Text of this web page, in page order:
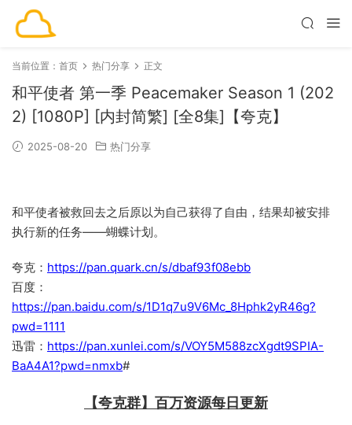
当前位置： 首页 热门分享 正文
和平使者 第一季 Peacemaker Season 1 (202
2) [1080P] [内封简繁] [全8集]【夸克】
2025-08-20 热门分享
和平使者被救回去之后原以为自己获得了自由，结果却被安排
执行新的任务——蝴蝶计划。
夸克： https://pan.quark.cn/s/dbaf93f08ebb
百度：
https://pan.baidu.com/s/1D1q7u9V6Mc_8Hphk2yR46g?
pwd=1111
迅雷： https://pan.xunlei.com/s/VOY5M588zcXgdt9SPIA-
BaA4A1?pwd=nmxb#
【夸克群】百万资源每日更新